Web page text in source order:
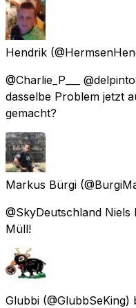
Hendrik
@Charlie_P___
dasselbe Problem jetzt
gemacht?
Markus Bürgi
@SkyDeutschland
Müll!
Glubbi (@GlubbSeKing)